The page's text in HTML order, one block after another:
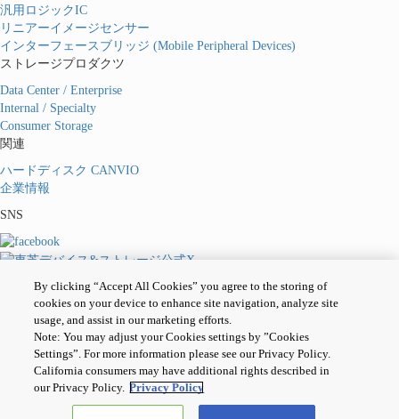
汎用ロジックIC
リニアーイメージセンサー
インターフェースブリッジ (Mobile Peripheral Devices)
ストレージプロダクツ
Data Center / Enterprise
Internal / Specialty
Consumer Storage
関連
ハードディスク CANVIO
企業情報
SNS
個人情報保護方針
サイトのご利用条件
Cookie設定
お問い合わせ
By clicking “Accept All Cookies” you agree to the storing of
cookies on your device to enhance site navigation, analyze site
usage, and assist in our marketing efforts.
Note: You may adjust your Cookies settings by ”Cookies
Settings”. For more information please see our Privacy Policy.
California consumers may have additional rights described in
our Privacy Policy. Privacy Policy